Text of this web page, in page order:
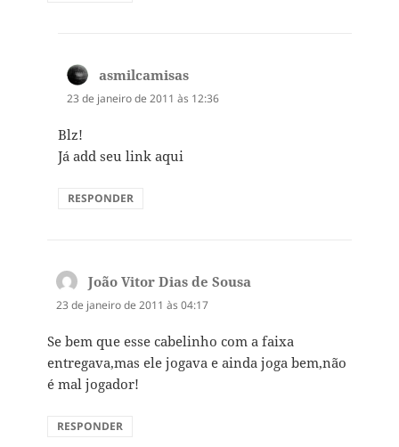
asmilcamisasdisse:
23 de janeiro de 2011 às 12:36
Blz!
Já add seu link aqui
RESPONDER
João Vitor Dias de Sousa
23 de janeiro de 2011 às 04:17
Se bem que esse cabelinho com a faixa
entregava,mas ele jogava e ainda joga bem,não
é mal jogador!
RESPONDER